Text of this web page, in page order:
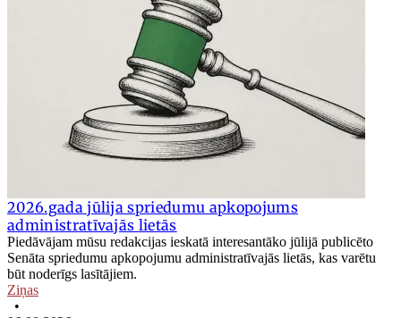
2026.gada jūlija spriedumu apkopojums
administratīvajās lietās
Piedāvājam mūsu redakcijas ieskatā interesantāko jūlijā publicēto
Senāta spriedumu apkopojumu administratīvajās lietās, kas varētu
būt noderīgs lasītājiem.
Ziņas
•